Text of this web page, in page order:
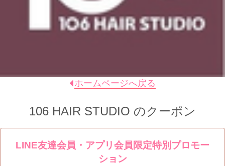
ホームページへ戻る
106 HAIR STUDIO のクーポン
LINE友達会員・アプリ会員限定特別プロモー
ション